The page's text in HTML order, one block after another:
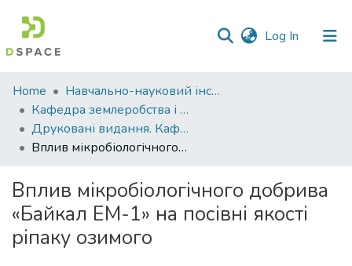
Log In (current)
Communities
&
Collections
Statistics
Home
Навчально-науковий інститут агротехнологій, селекції та екології
Кафедра землеробства і агрохімії ім. В.І.Сазанова
Друковані видання. Кафедра землеробства і агрохімії ім. В.І.Сазанова
Вплив мікробіологічного добрива «Байкал ЕМ-1» на посівні якості ріпаку озимого
Вплив мікробіологічного добрива
«Байкал ЕМ-1» на посівні якості
ріпаку озимого